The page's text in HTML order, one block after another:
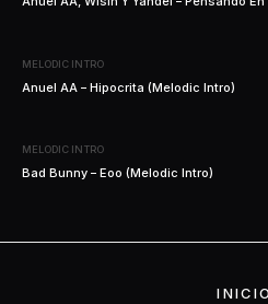
MELODIC INTRO
Anuel AA – Hipocrita (Melodic Intro)
MELODIC INTRO
Bad Bunny – Eoo (Melodic Intro)
INICIO